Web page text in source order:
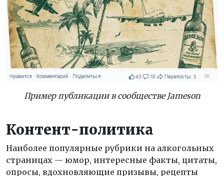
Пример публикации в сообществе Jameson
Контент-политика
Наиболее популярные рубрики на алкогольных
страницах — юмор, интересные факты, цитаты,
опросы, вдохновляющие призывы, рецепты